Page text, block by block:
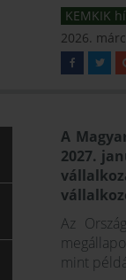
KEMKIK
2026.
A
2027.
Az
mint